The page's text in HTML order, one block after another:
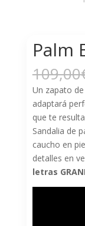
Palm
109,00
Un zapato de
adaptará
que te
Sandalia de
caucho en
detalles en
letras